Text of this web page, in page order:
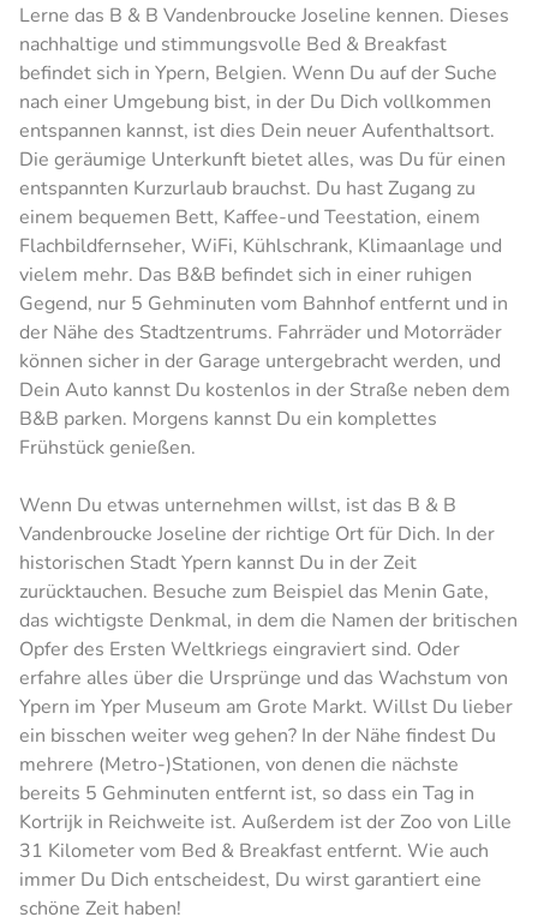
Lerne das B & B Vandenbroucke Joseline kennen. Dieses
nachhaltige und stimmungsvolle Bed & Breakfast
befindet sich in Ypern, Belgien. Wenn Du auf der Suche
nach einer Umgebung bist, in der Du Dich vollkommen
entspannen kannst, ist dies Dein neuer Aufenthaltsort.
Die geräumige Unterkunft bietet alles, was Du für einen
entspannten Kurzurlaub brauchst. Du hast Zugang zu
einem bequemen Bett, Kaffee-und Teestation, einem
Flachbildfernseher, WiFi, Kühlschrank, Klimaanlage und
vielem mehr. Das B&B befindet sich in einer ruhigen
Gegend, nur 5 Gehminuten vom Bahnhof entfernt und in
der Nähe des Stadtzentrums. Fahrräder und Motorräder
können sicher in der Garage untergebracht werden, und
Dein Auto kannst Du kostenlos in der Straße neben dem
B&B parken. Morgens kannst Du ein komplettes
Frühstück genießen.
Wenn Du etwas unternehmen willst, ist das B & B
Vandenbroucke Joseline der richtige Ort für Dich. In der
historischen Stadt Ypern kannst Du in der Zeit
zurücktauchen. Besuche zum Beispiel das Menin Gate,
das wichtigste Denkmal, in dem die Namen der britischen
Opfer des Ersten Weltkriegs eingraviert sind. Oder
erfahre alles über die Ursprünge und das Wachstum von
Ypern im Yper Museum am Grote Markt. Willst Du lieber
ein bisschen weiter weg gehen? In der Nähe findest Du
mehrere (Metro-)Stationen, von denen die nächste
bereits 5 Gehminuten entfernt ist, so dass ein Tag in
Kortrijk in Reichweite ist. Außerdem ist der Zoo von Lille
31 Kilometer vom Bed & Breakfast entfernt. Wie auch
immer Du Dich entscheidest, Du wirst garantiert eine
schöne Zeit haben!